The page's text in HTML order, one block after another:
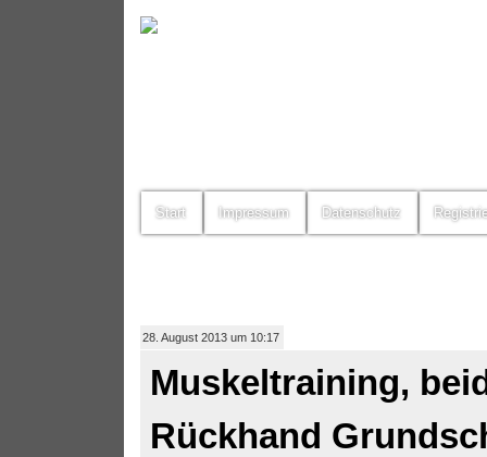
Start Impressum Datenschutz
28. August 2013 um 10:17
Muskeltraining,
Rückhand